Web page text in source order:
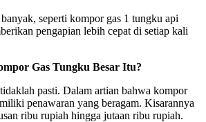
seperti kompor gas 1 tungku api
pengapian lebih cepat di setiap kali
Gas Tungku Besar Itu?
pasti. Dalam artian bahwa kompor
penawaran yang beragam. Kisarannya
ribu rupiah hingga jutaan ribu rupiah.